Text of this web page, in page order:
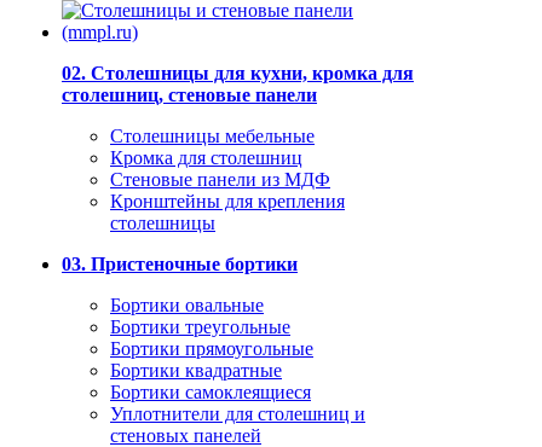
02. Столешницы для кухни, кромка для
столешниц, стеновые панели
Столешницы мебельные
Кромка для столешниц
Стеновые панели из МДФ
Кронштейны для крепления
столешницы
03. Пристеночные бортики
Бортики овальные
Бортики треугольные
Бортики прямоугольные
Бортики квадратные
Бортики самоклеящиеся
Уплотнители для столешниц и
стеновых панелей